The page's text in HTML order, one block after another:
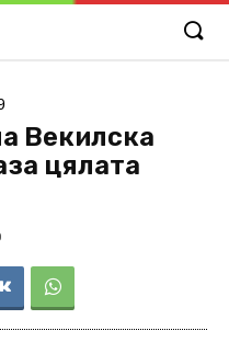
Векилска
цялата